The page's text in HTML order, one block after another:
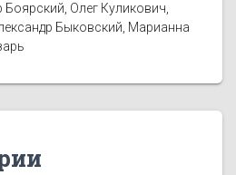
Боярский, Олег Куликович,
Быковский, Марианна